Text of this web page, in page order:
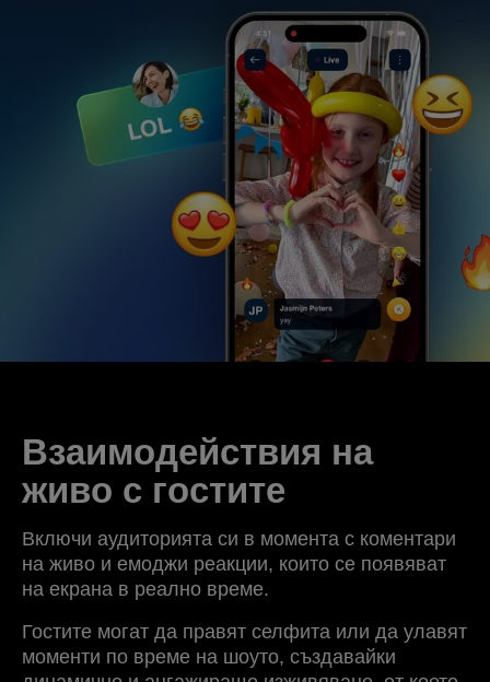
Взаимодействия на
живо с гостите
Включи аудиторията си в момента с коментари
на живо и емоджи реакции, които се появяват
на екрана в реално време.
Гостите могат да правят селфита или да улавят
моменти по време на шоуто, създавайки